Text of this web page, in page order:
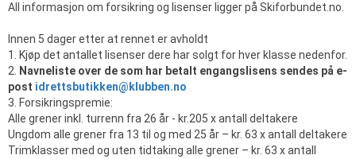
All informasjon om forsikring og lisenser ligger på Skiforbundet.no.
Innen 5 dager etter at rennet er avholdt
1. Kjøp det antallet lisenser dere har solgt for hver klasse nedenfor.
2.
Navneliste over de som har betalt engangslisens sendes på e-
post idrettsbutikken@klubben.no
3. Forsikringspremie:
Alle grener inkl. turrenn fra 26 år - kr.205 x antall deltakere
Ungdom alle grener fra 13 til og med 25 år – kr. 63 x antall deltakere
Trimklasser med og uten tidtaking alle grener – kr. 63 x antall